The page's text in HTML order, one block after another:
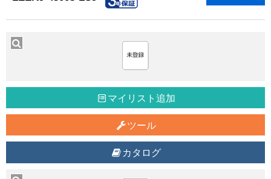
マイリスト追加
ツール
カタログ